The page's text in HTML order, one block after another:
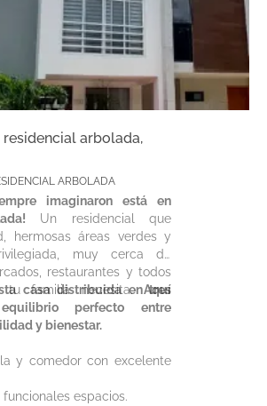
residencial arbolada,
RESIDENCIAL ARBOLADA
imaginaron está en
Un residencial que
hermosas áreas verdes y
muy cerca de
restaurantes y todos
tu familia necesita.Aquí
perfecto entre
y bienestar.
casa distribuida en tres
y comedor con excelente
espacios.